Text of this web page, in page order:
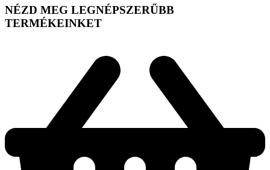
NÉZD MEG LEGNÉPSZERŰBB
TERMÉKEINKET